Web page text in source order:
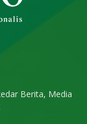
Berita, Media